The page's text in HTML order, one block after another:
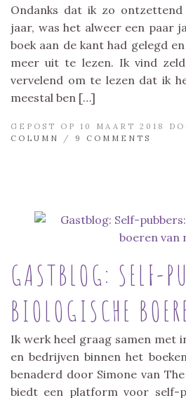
Ondanks dat ik zo ontzettend
jaar, was het alweer een paar
boek aan de kant had gelegd
meer uit te lezen. Ik vind
vervelend om te lezen dat ik
meestal ben […]
GEPOST OP 10 MAART 2018
COLUMN
/ 9 COMMENTS
GASTBLOG: SELF-
BIOLOGISCHE
Ik werk heel graag samen met
en bedrijven binnen het
benaderd door Simone van
biedt een platform voor self-